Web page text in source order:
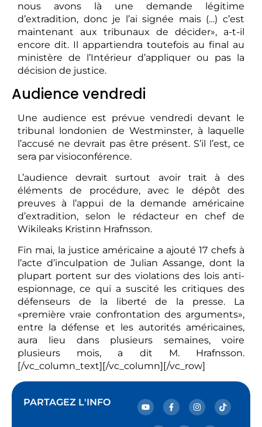
nous avons là une demande légitime
d’extradition, donc je l’ai signée mais (…) c’est
maintenant aux tribunaux de décider», a-t-il
encore dit. Il appartiendra toutefois au final au
ministère de l’Intérieur d’appliquer ou pas la
décision de justice.
Audience vendredi
Une audience est prévue vendredi devant le
tribunal londonien de Westminster, à laquelle
l’accusé ne devrait pas être présent. S’il l’est, ce
sera par visioconférence.
L’audience devrait surtout avoir trait à des
éléments de procédure, avec le dépôt des
preuves à l’appui de la demande américaine
d’extradition, selon le rédacteur en chef de
Wikileaks Kristinn Hrafnsson.
Fin mai, la justice américaine a ajouté 17 chefs à
l’acte d’inculpation de Julian Assange, dont la
plupart portent sur des violations des lois anti-
espionnage, ce qui a suscité les critiques des
défenseurs de la liberté de la presse. La
«première vraie confrontation des arguments»,
entre la défense et les autorités américaines,
aura lieu dans plusieurs semaines, voire
plusieurs mois, a dit M. Hrafnsson.
[/vc_column_text][/vc_column][/vc_row]
PARTAGEZ L'INFO